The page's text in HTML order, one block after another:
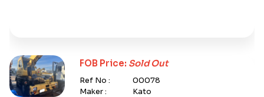
FOB Price: Sold Out
Ref No :
00078
Maker :
Kato